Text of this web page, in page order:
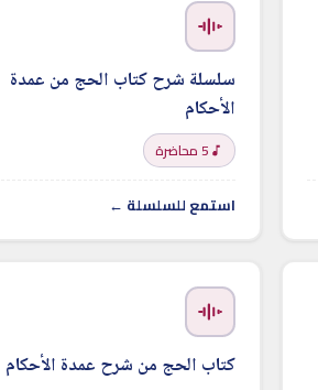
سلسلة شرح كتاب الحج من عمدة
الأحكام
5 محاضرة
استمع للسلسلة ←
كتاب الحج من شرح عمدة الأحكام